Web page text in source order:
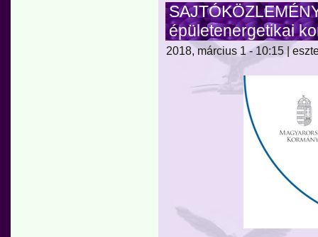
épületenergetikai
2018, március 1 - 10:15 |